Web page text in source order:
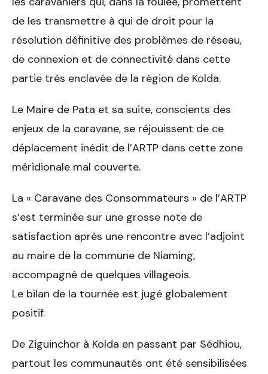
de les transmettre à qui de droit pour la
résolution définitive des problèmes de réseau,
de connexion et de connectivité dans cette
partie très enclavée de la région de Kolda.
Le Maire de Pata et sa suite, conscients des
enjeux de la caravane, se réjouissent de ce
déplacement inédit de l’ARTP dans cette zone
méridionale mal couverte.
La « Caravane des Consommateurs » de l’ARTP
s’est terminée sur une grosse note de
satisfaction après une rencontre avec l’adjoint
au maire de la commune de Niaming,
accompagné de quelques villageois.
Le bilan de la tournée est jugé globalement
positif.
De Ziguinchor à Kolda en passant par Sédhiou,
partout les communautés ont été sensibilisées